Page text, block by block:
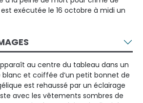
exécutée le 16 octobre à midi un
au centre du tableau dans un
blanc et coiffée d’un petit bonnet de
est rehaussé par un éclairage
avec les vêtements sombres de